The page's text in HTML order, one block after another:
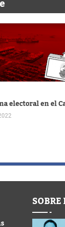
electoral en el